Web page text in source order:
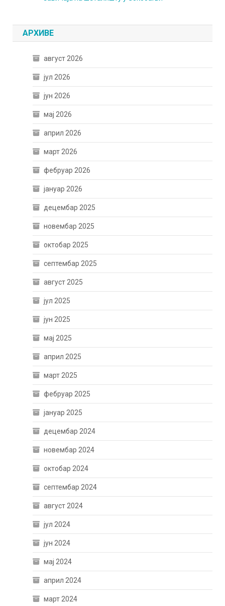
АРХИВЕ
август 2026
јул 2026
јун 2026
мај 2026
април 2026
март 2026
фебруар 2026
јануар 2026
децембар 2025
новембар 2025
октобар 2025
септембар 2025
август 2025
јул 2025
јун 2025
мај 2025
април 2025
март 2025
фебруар 2025
јануар 2025
децембар 2024
новембар 2024
октобар 2024
септембар 2024
август 2024
јул 2024
јун 2024
мај 2024
април 2024
март 2024